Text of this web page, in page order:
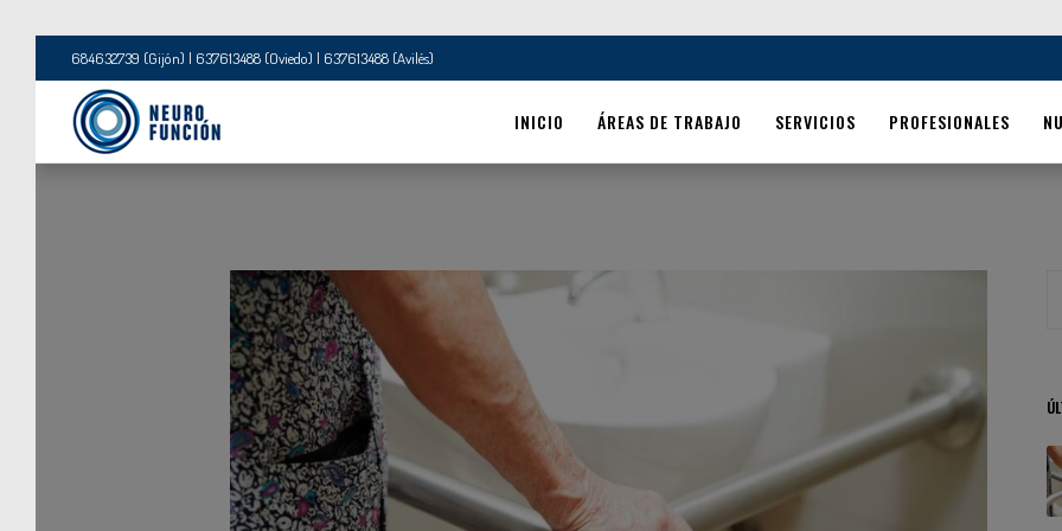
684632739 (Gijón) | 637613488 (Oviedo) | 637613488 (Avilés)
INICIO ÁREAS DE TRABAJO SERVICIOS PROFESIONALES